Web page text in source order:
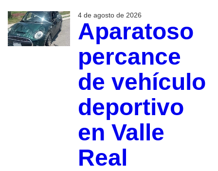
4 de agosto de 2026
Aparatoso
percance
de vehículo
deportivo
en Valle
Real